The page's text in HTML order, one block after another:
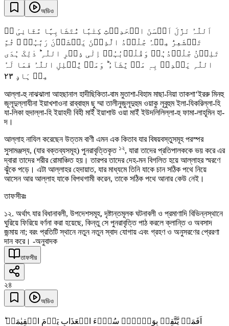
অডিও
اَللّٰہُ نَزَّلَ اَحۡسَنَ الۡحَدِیۡثِ کِتٰبًا مُّتَشَابِہًا مَّثَانِیَ ٭ۖ
تَقۡشَعِرُّ مِنۡہُ جُلُوۡدُ الَّذِیۡنَ یَخۡشَوۡنَ رَبَّہُمۡ ۚ ثُمَّ
تَلِیۡنُ جُلُوۡدُہُمۡ وَقُلُوۡبُہُمۡ اِلٰی ذِکۡرِ اللّٰہِ ؕ ذٰلِکَ ہُدَی
اللّٰہِ یَہۡدِیۡ بِہٖ مَنۡ یَّشَآءُ ؕ وَمَنۡ یُّضۡلِلِ اللّٰہُ فَمَا لَہٗ
مِنۡ ہَادٍ ٢٣
আল্লা-হু নাঝঝালা আহছানাল হাদীছিকিতা-বাম মুতাশা-বিহাম মাছা-নিয়া তাকশা‘ইররু মিনহু
জূলূদুল্লাযীনা ইয়াখশাওনা রাব্বাহুম ছু ম্মা তালীনুজুলূদুহুম ওয়াকু লূবুহুম ইলা-যিকরিল্লা-হি
যা-লিকা হুদাল্লা-হি ইয়াহদী বিহী মাইঁ ইয়াশাউ ওয়া মাইঁ ইউদলিলিল্লা-হু ফামা-লাহূমিন হা-
দ।
আল্লাহ নাযিল করেছেন উত্তম বাণী এমন এক কিতাব যার বিষয়বস্তুসমূহ পরস্পর
সুসামঞ্জস্য, (যার বক্তব্যসমূহ) পুনরাবৃত্তিকৃত ১২, যারা তাদের প্রতিপালককে ভয় করে এর
দ্বারা তাদের শরীর রোমাঞ্চিত হয়। তারপর তাদের দেহ-মন বিগলিত হয়ে আল্লাহর স্মরণে
ঝুঁকে পড়ে। এটা আল্লাহর হেদায়াত, যার মাধ্যমে তিনি যাকে চান সঠিক পথে নিয়ে
আসেন আর আল্লাহ যাকে বিপথগামী করেন, তাকে সঠিক পথে আনার কেউ নেই।
তাফসীরঃ
১২. অর্থাৎ যার বিধানাবলী, উপদেশসমূহ, দৃষ্টান্তমূলক ঘটনাবলী ও প্রমাণাদি বিভিন্নস্থানে
ঘুরিয়ে ফিরিয়ে বর্ণনা করা হয়েছে, কিন্তু সে পুনরাবৃত্তি পাঠ করলে ক্লান্তি ও অবসাদ
জন্মায় না; বরং প্রতিটি স্থানে নতুন নতুন স্বাদ যোগায় এবং গ্রহণ ও অনুসরণের প্রেরণা
দান করে। -অনুবাদক
তাফসীর
২৪
অডিও
اَفَمَنۡ یَّتَّقِیۡ بِوَجۡہِہٖ سُوۡٓءَ الۡعَذَابِ یَوۡمَ الۡقِیٰمَۃِ ؕ